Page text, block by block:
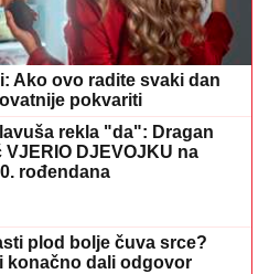
Ako ovo radite svaki dan
pokvariti
rekla "da": Dragan
DJEVOJKU na
rođendana
plod bolje čuva srce?
konačno dali odgovor